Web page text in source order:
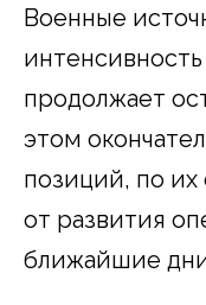
Военные
продолжает
этом
позиций, по их
от развития
ближайшие